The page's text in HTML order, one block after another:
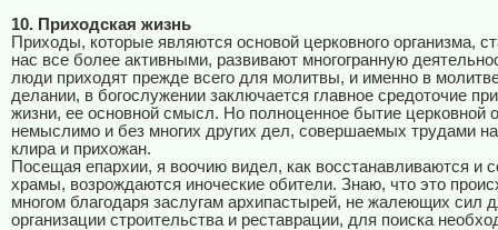
10. Приходская жизнь
Приходы, которые являются основой церковного организма,
нас все более активными, развивают многогранную
люди приходят прежде всего для молитвы, и именно в
делании, в богослужении заключается главное средоточие
жизни, ее основной смысл. Но полноценное бытие церковной
немыслимо и без многих других дел, совершаемых трудами
клира и прихожан.
Посещая епархии, я воочию видел, как восстанавливаются и
храмы, возрождаются иноческие обители. Знаю, что это
многом благодаря заслугам архипастырей, не жалеющих сил
организации строительства и реставрации, для поиска